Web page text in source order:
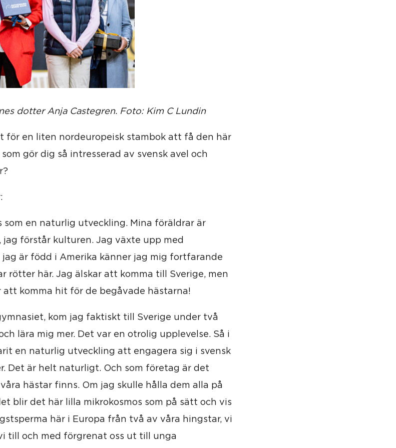
dotter Anja Castegren. Foto: Kim C Lundin
för en liten nordeuropeisk stambok att få den här
gör dig så intresserad av svensk avel och
som en naturlig utveckling. Mina föräldrar är
jag förstår kulturen. Jag växte upp med
är född i Amerika känner jag mig fortfarande
rötter här. Jag älskar att komma till Sverige, men
komma hit för de begåvade hästarna!
kom jag faktiskt till Sverige under två
lära mig mer. Det var en otrolig upplevelse. Så i
en naturlig utveckling att engagera sig i svensk
Det är helt naturligt. Och som företag är det
hästar finns. Om jag skulle hålla dem alla på
blir det här lilla mikrokosmos som på sätt och vis
här i Europa från två av våra hingstar, vi
till och med förgrenat oss ut till unga